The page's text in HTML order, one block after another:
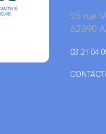
25 rue
62390
03 21 04